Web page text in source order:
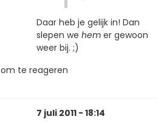
Daar heb je gelijk in! Dan
slepen we hem er gewoon
weer bij. ;)
om te reageren
7 juli 2011 - 18:14